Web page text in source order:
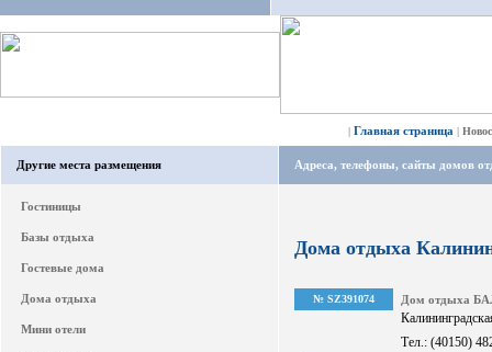
| Главная страница |
Другие места размещения
Гостиницы
Базы отдыха
Гостевые дома
Дома отдыха
Мини отели
Адреса, телефоны, сайты домов
Дома отдыха
№ SZ391074 Дом отдыха
Тел.: (40150)